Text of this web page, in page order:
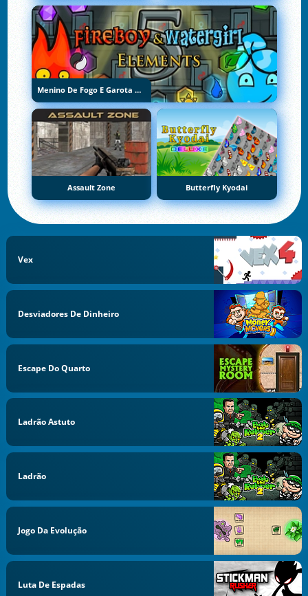
Menino De Fogo E Garota De Água 5: Elementos
Assault Zone Butterfly Kyodai
Vex
Desviadores De Dinheiro
Escape Do Quarto
Ladrão Astuto
Ladrão
Jogo Da Evolução
Luta De Espadas